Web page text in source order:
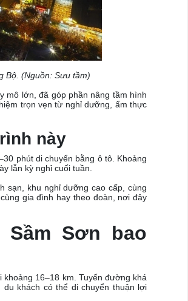
Bộ. (Nguồn: Sưu tầm)
mô lớn, đã góp phần nâng tầm hình
trọn vẹn từ nghỉ dưỡng, ẩm thực
này
phút di chuyển bằng ô tô. Khoảng
lẫn kỳ nghỉ cuối tuần.
sạn, khu nghỉ dưỡng cao cấp, cùng
gia đình hay theo đoàn, nơi đây
Sơn bao
16–18 km. Tuyến đường khá
khách có thể di chuyển thuận lợi